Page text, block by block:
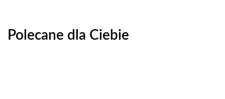
Polecane dla Ciebie